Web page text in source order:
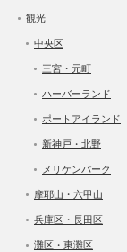
観光
中央区
三宮・元町
ハーバーランド
ポートアイランド
新神戸・北野
メリケンパーク
摩耶山・六甲山
兵庫区・長田区
灘区・東灘区